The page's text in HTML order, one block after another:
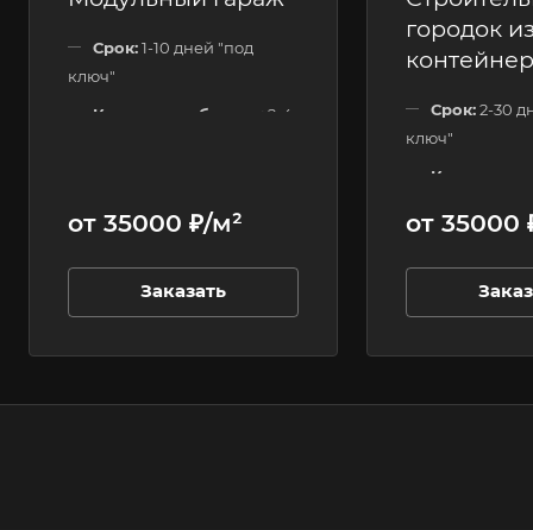
Срок:1-10 дней "под
ключ"
Количество блоков:
2-4
от 35000 ₽/м²
Заказать
городок
Срок:2-30
ключ"
от 35000